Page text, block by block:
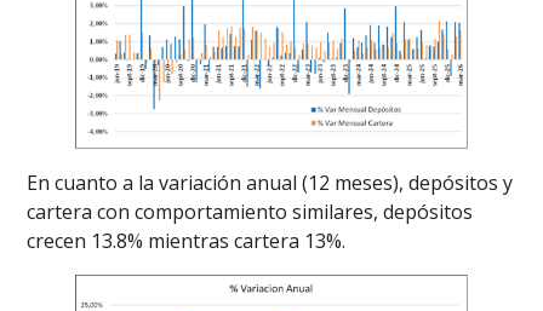
En cuanto a la variación anual (12 meses), depósitos y
cartera con comportamiento similares, depósitos
crecen 13.8% mientras cartera 13%.